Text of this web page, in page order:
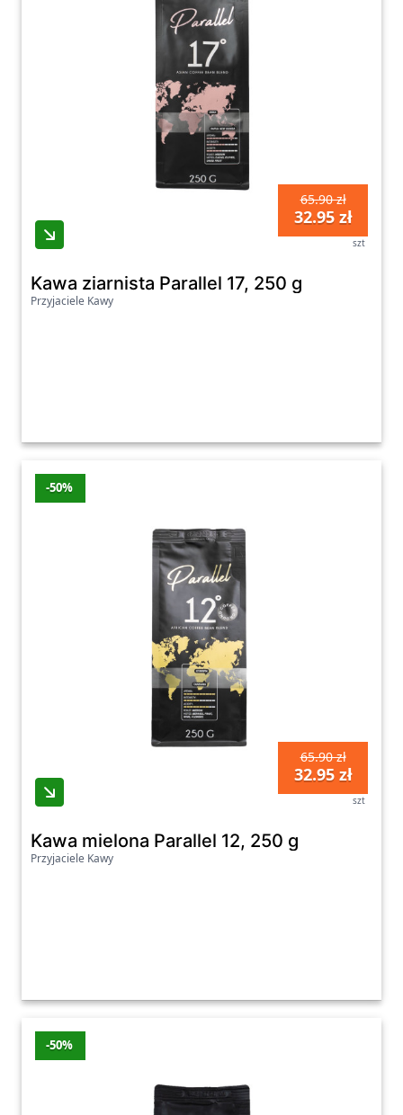
65.90 zł
32.95 zł
szt
Kawa ziarnista Parallel 17, 250 g
Przyjaciele Kawy
-50%
65.90 zł
32.95 zł
szt
Kawa mielona Parallel 12, 250 g
Przyjaciele Kawy
-50%